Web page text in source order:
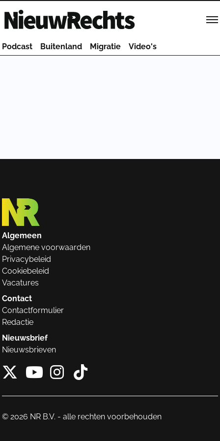
Homepage van NieuwRechts
Podcast Buitenland Migratie Video's
Algemeen
Algemene voorwaarden
Privacybeleid
Cookiebeleid
Vacatures
Contact
Contactformulier
Redactie
Nieuwsbrief
Nieuwsbrieven
X van NieuwRechts
Instagram van
Tiktok van
© 2026 NR B.V. - alle rechten voorbehouden